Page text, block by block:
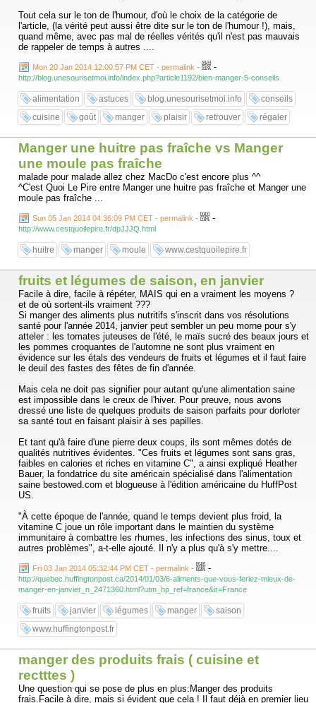
Tout cela sur le ton de l'humour, d'où le choix de la catégorie de
l'article, (la vérité peut aussi être dite sur le ton de l'humour !), mais,
quand même, avec pas mal de réelles vérités qu'il n'est pas mauvais
de rappeler de temps à autres ....
Mon 20 Jan 2014 12:00:57 PM CET - permalink - -
http://blog.unesourisetmoi.info/index.php?article1192/bien-manger-5-conseils
alimentation astuces blog.unesourisetmoi.info
conseils
cuisine
goût manger plaisir retrouver régaler
Manger une huitre pas fraîche vs Manger
une moule pas fraîche
malade pour malade allez chez MacDo c'est encore plus ^^
^C'est Quoi Le Pire entre Manger une huitre pas fraîche et Manger une
moule pas fraîche ...
Sun 05 Jan 2014 04:36:09 PM CET - permalink - -
http://www.cestquoilepire.fr/dpJJJQ.html
huitre manger moule www.cestquoilepire.fr
fruits et légumes de saison, en janvier
Facile à dire, facile à répéter, MAIS qui en a vraiment les moyens ?
et de où sortent-ils vraiment ???
Si manger des aliments plus nutritifs s'inscrit dans vos résolutions
santé pour l'année 2014, janvier peut sembler un peu morne pour s'y
atteler : les tomates juteuses de l'été, le maïs sucré des beaux jours et
les pommes croquantes de l'automne ne sont plus vraiment en
évidence sur les étals des vendeurs de fruits et légumes et il faut faire
le deuil des fastes des fêtes de fin d'année.
Mais cela ne doit pas signifier pour autant qu'une alimentation saine
est impossible dans le creux de l'hiver. Pour preuve, nous avons
dressé une liste de quelques produits de saison parfaits pour dorloter
sa santé tout en faisant plaisir à ses papilles.
Et tant qu'à faire d'une pierre deux coups, ils sont mêmes dotés de
qualités nutritives évidentes. "Ces fruits et légumes sont sans gras,
faibles en calories et riches en vitamine C", a ainsi expliqué Heather
Bauer, la fondatrice du site américain spécialisé dans l'alimentation
saine bestowed.com et blogueuse à l'édition américaine du HuffPost
US.
"À cette époque de l'année, quand le temps devient plus froid, la
vitamine C joue un rôle important dans le maintien du système
immunitaire à combattre les rhumes, les infections des sinus, toux et
autres problèmes", a-t-elle ajouté. Il n'y a plus qu'à s'y mettre....
Fri 03 Jan 2014 05:32:44 PM CET - permalink - -
http://quebec.huffingtonpost.ca/2014/01/03/6-aliments-que-vous-feriez-mieux-de-
manger-en-janvier_n_2471360.html?utm_hp_ref=france&ir=France
fruits janvier légumes manger
saison
www.huffingtonpost.fr
manger des produits frais ( cuisine et
rectttes )
Une question qui se pose de plus en plus:Manger des produits
frais.Facile à dire, mais si évident que cela ! Il faut déjà en premier lieu